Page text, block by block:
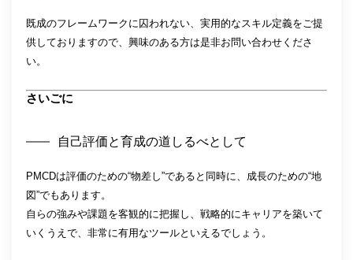
既成のフレームワークに囚われない、実用的なスキル定義をご提
供しておりますので、興味のある方は是非お問い合わせくださ
い。
さいごに
自己評価と育成の道しるべとして
PMCDは評価のための“物差し”であると同時に、成長のための“地
図”でもあります。
自らの強みや課題を客観的に把握し、戦略的にキャリアを築いて
いくうえで、非常に有用なツールといえるでしょう。